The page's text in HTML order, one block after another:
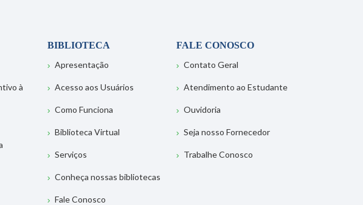
à
BIBLIOTECA
Apresentação
Acesso aos Usuários
Como Funciona
Biblioteca Virtual
Serviços
Conheça nossas bibliotecas
Fale Conosco
FALE CONOSCO
Contato Geral
Atendimento ao Estudante
Ouvidoria
Seja nosso Fornecedor
Trabalhe Conosco